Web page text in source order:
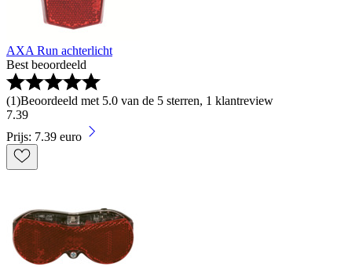
AXA Run achterlicht
Best beoordeeld
(1)Beoordeeld met 5.0 van de 5 sterren, 1 klantreview
7.39
Prijs: 7.39 euro